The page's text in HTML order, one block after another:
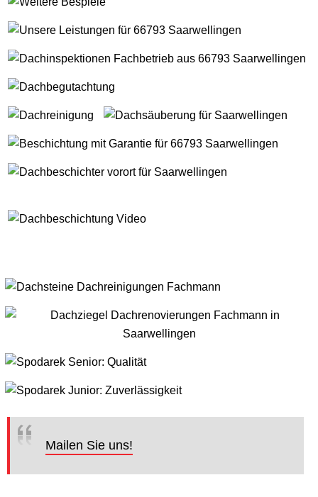
Mailen Sie uns!